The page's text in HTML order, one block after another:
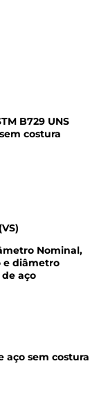
B729 UNS
costura
Nominal,
e diâmetro
aço
aço sem costura